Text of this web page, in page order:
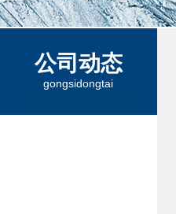
公司动态
gongsidongtai